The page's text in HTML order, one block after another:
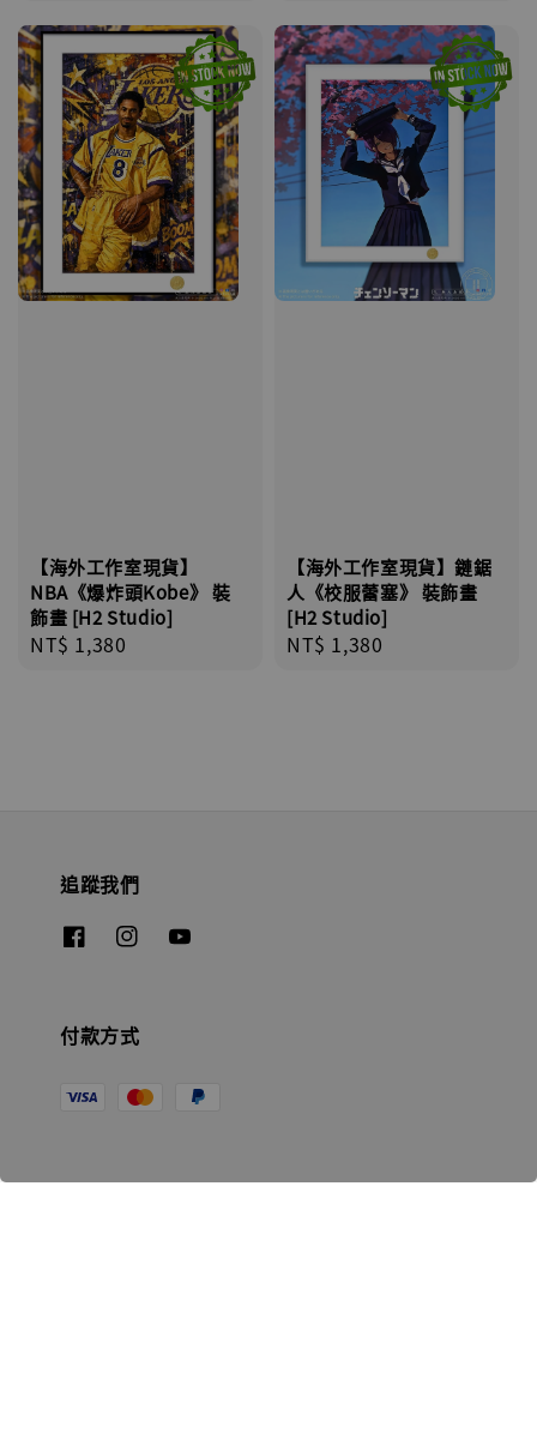
【海外工作室現貨】
NBA《爆炸頭Kobe》 裝
飾畫 [H2 Studio]
Regular
NT$ 1,380
【海外工作室現貨】鏈鋸
人《校服蕾塞》 裝飾畫
[H2 Studio]
Regular
NT$ 1,380
追蹤我們
付款方式